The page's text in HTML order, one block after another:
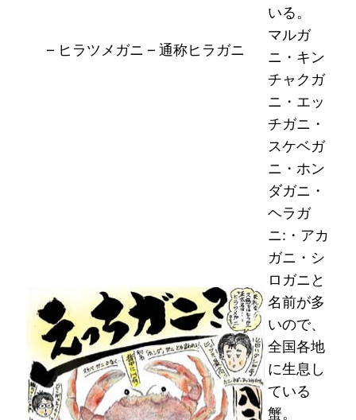
– ヒラツメガニ – 通称ヒラガニ
いる。
マルガ
ニ・キン
チャクガ
ニ・エッ
チガニ・
スケベガ
ニ・ホン
ダガニ・
ヘラガ
ニ:・アカ
ガニ・シ
ロガニと
名前が多
いので、
全国各地
に生息し
ている
蟹。